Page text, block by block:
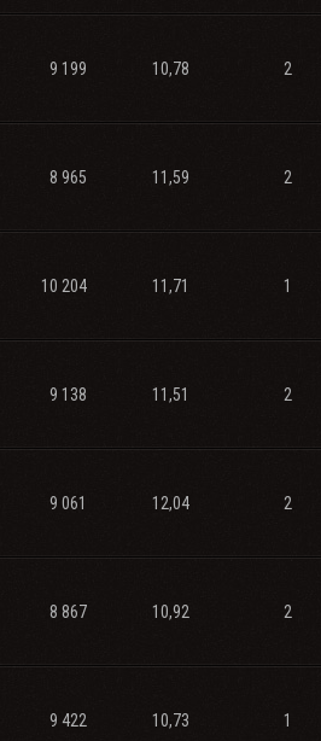
9 199 10,78 2
8 965 11,59 2
10 204 11,71 1
9 138 11,51 2
9 061 12,04 2
8 867 10,92 2
9 422 10,73 1